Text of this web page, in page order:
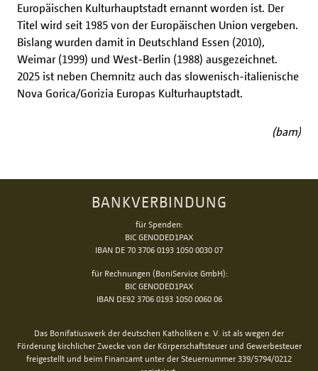
Europäischen Kulturhauptstadt ernannt worden ist. Der
Titel wird seit 1985 von der Europäischen Union vergeben.
Bislang wurden damit in Deutschland Essen (2010),
Weimar (1999) und West-Berlin (1988) ausgezeichnet.
2025 ist neben Chemnitz auch das slowenisch-italienische
Nova Gorica/Gorizia Europas Kulturhauptstadt.
(bam)
BANKVERBINDUNG
für Spenden:
BIC GENODED1PAX
IBAN DE 70 3706 0193 1050 0030 07
für Rechnungen (BoniService GmbH):
BIC GENODED1PAX
IBAN DE92 3706 0193 1050 0060 06
Das Bonifatiuswerk der deutschen Katholiken e. V. ist als wegen der
Förderung kirchlicher Zwecke von der Körperschaftsteuer und Gewerbesteuer
freigestellt und beim Finanzamt unter der Steuernummer 339/5794/0212